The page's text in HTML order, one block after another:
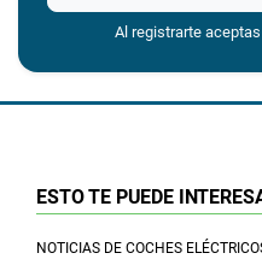
Al registrarte
ESTO TE PUEDE
NOTICIAS DE COCHES